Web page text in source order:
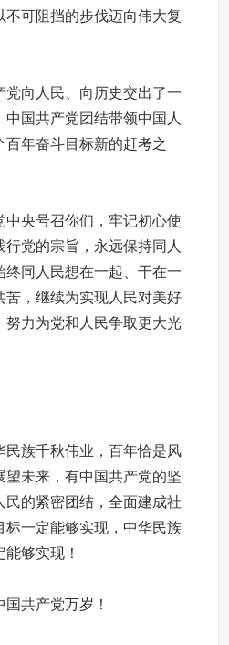
不可阻挡的步伐迈向伟大复
党向人民、向历史交出了一
国共产党团结带领中国人
百年奋斗目标新的赶考之
中央号召你们，牢记初心使
党的宗旨，永远保持同人
终同人民想在一起、干在一
苦，继续为实现人民对美好
努力为党和人民争取更大光
民族千秋伟业，百年恰是风
望未来，有中国共产党的坚
民的紧密团结，全面建成社
标一定能够实现，中华民族
够实现！
共产党万岁！